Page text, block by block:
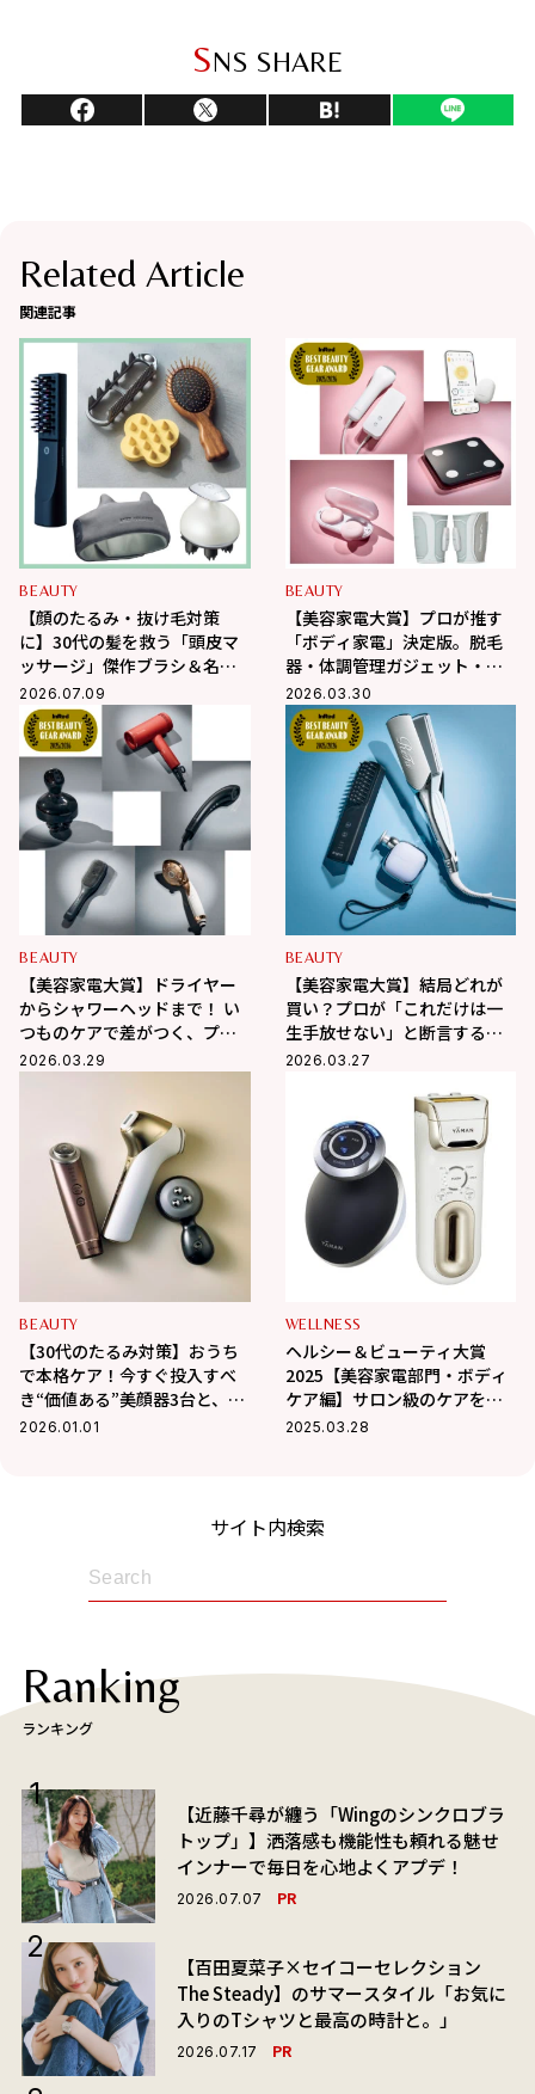
SNS SHARE
Related Article
関連記事
BEAUTY
【顔のたるみ・抜け毛対策
に】30代の髪を救う「頭皮マ
ッサージ」傑作ブラシ＆名品
家電
2026.07.09
BEAUTY
【美容家電大賞】プロが推す
「ボディ家電」決定版。脱毛
器・体調管理ガジェット・シ
ェイプアップ…etcの各1位を
発表！
2026.03.30
BEAUTY
【美容家電大賞】ドライヤー
からシャワーヘッドまで！ い
つものケアで差がつく、プロ
が選ぶ美髪を育む名品リスト
2026.03.29
BEAUTY
【美容家電大賞】結局どれが
買い？プロが「これだけは一
生手放せない」と断言する超
名品3品
2026.03.27
BEAUTY
【30代のたるみ対策】おうち
で本格ケア！今すぐ投入すべ
き“価値ある”美顔器3台と、失
敗しない選び方
2026.01.01
WELLNESS
ヘルシー＆ビューティ大賞
2025【美容家電部門・ボディ
ケア編】サロン級のケアを叶
える！シェイプアップ大賞、
2025.03.28
サイト内検索
Ranking
ランキング
【近藤千尋が纏う「Wingのシンクロブラ
トップ」】洒落感も機能性も頼れる魅せ
インナーで毎日を心地よくアプデ！
2026.07.07 PR
【百田夏菜子×セイコーセレクション
The Steady】のサマースタイル「お気に
入りのTシャツと最高の時計と。」
2026.07.17 PR